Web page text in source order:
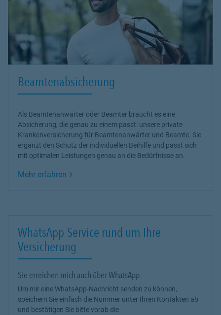
Beamtenabsicherung
Als Beamtenanwärter oder Beamter braucht es eine
Absicherung, die genau zu einem passt: unsere private
Krankenversicherung für Beamtenanwärter und Beamte. Sie
ergänzt den Schutz der individuellen Beihilfe und passt sich
mit optimalen Leistungen genau an die Bedürfnisse an.
Mehr erfahren Link Opens in New Tab
WhatsApp-Service rund um Ihre
Versicherung
Sie erreichen mich auch über WhatsApp
Um mir eine WhatsApp-Nachricht senden zu können,
speichern Sie einfach die Nummer unter Ihren Kontakten ab
und bestätigen Sie bitte vorab die